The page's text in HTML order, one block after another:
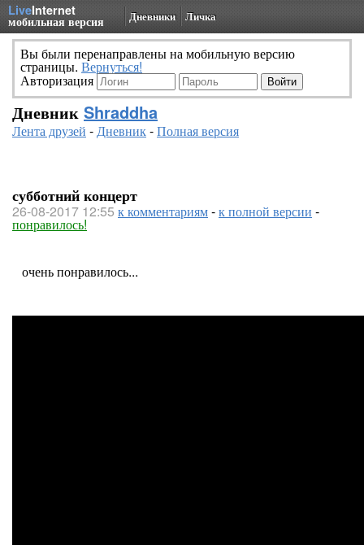
LiveInternet
мобильная версия Дневники Личка
Вы были перенаправлены на мобильную версию
страницы. Вернуться!
Авторизация
Дневник Shraddha
Лента друзей -Дневник-Полная версия
субботний концерт
26-08-2017 12:55 к комментариям-к полной версии -
понравилось!
очень понравилось...